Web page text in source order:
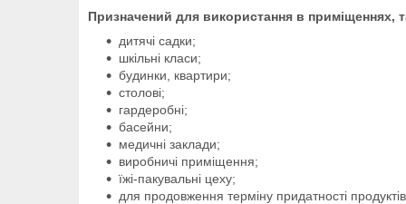
Призначений для використання в приміщеннях,
дитячі садки;
шкільні класи;
будинки, квартири;
столові;
гардеробні;
басейни;
медичні заклади;
виробничі приміщення;
їжі-пакувальні цеху;
для продовження терміну придатності